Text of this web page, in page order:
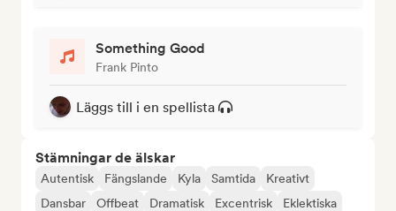
Something Good
Frank Pinto
Läggs till i en spellista
Stämningar de älskar
Autentisk Fängslande Kyla Samtida
Kreativt
Dansbar
Offbeat Dramatisk Excentrisk
Eklektiska